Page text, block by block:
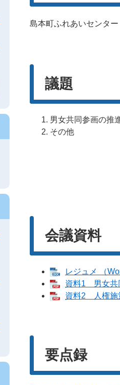
島本町ふれあいセンタ
議題
男女共同参画の推
その他
会議資料
レジュメ （
資料1 男女共
資料2 人権施
要点録